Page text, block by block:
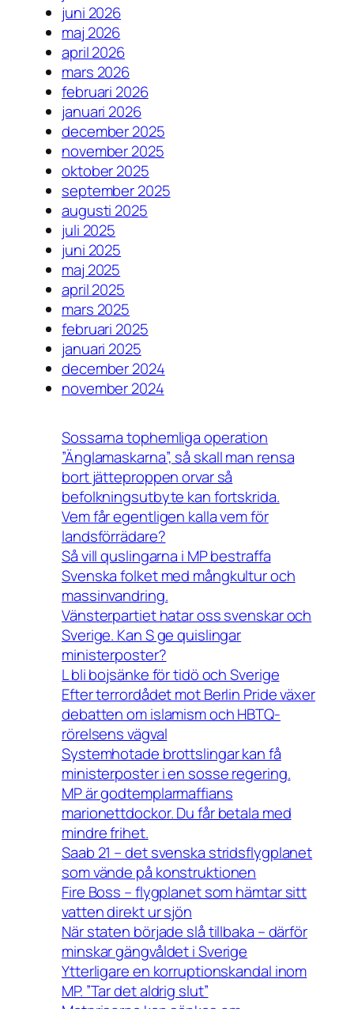
juni 2026
maj 2026
april 2026
mars 2026
februari 2026
januari 2026
december 2025
november 2025
oktober 2025
september 2025
augusti 2025
juli 2025
juni 2025
maj 2025
april 2025
mars 2025
februari 2025
januari 2025
december 2024
november 2024
Sossarna tophemliga operation
”Änglamaskarna”, så skall man rensa
bort jätteproppen orvar så
befolkningsutbyte kan fortskrida.
Vem får egentligen kalla vem för
landsförrädare?
Så vill quslingarna i MP bestraffa
Svenska folket med mångkultur och
massinvandring.
Vänsterpartiet hatar oss svenskar och
Sverige. Kan S ge quislingar
ministerposter?
L bli bojsänke för tidö och Sverige
Efter terrordådet mot Berlin Pride växer
debatten om islamism och HBTQ-
rörelsens vägval
Systemhotade brottslingar kan få
ministerposter i en sosse regering.
MP är godtemplarmaffians
marionettdockor. Du får betala med
mindre frihet.
Saab 21 – det svenska stridsflygplanet
som vände på konstruktionen
Fire Boss – flygplanet som hämtar sitt
vatten direkt ur sjön
När staten började slå tillbaka – därför
minskar gängvåldet i Sverige
Ytterligare en korruptionskandal inom
MP. ”Tar det aldrig slut”